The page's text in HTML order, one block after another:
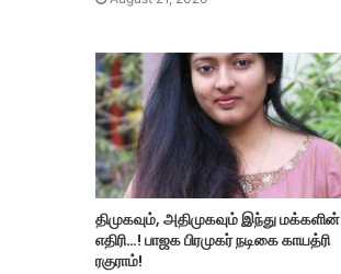
திமுகவும், அதிமுகவும் இந்து மக்களின்
எதிரி…! பாஜக பிரமுகர் நடிகை காயத்ரி
ரகுராம்!